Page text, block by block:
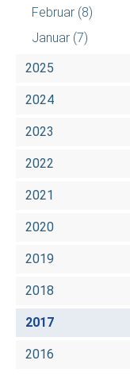
Februar (8)
Januar (7)
2025
2024
2023
2022
2021
2020
2019
2018
2017
2016